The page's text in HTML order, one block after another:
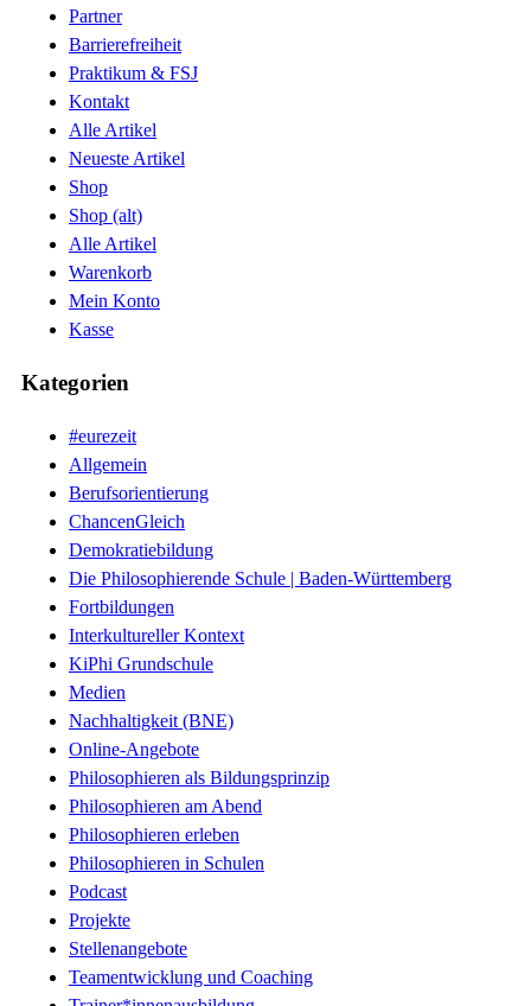
Partner
Barrierefreiheit
Praktikum & FSJ
Kontakt
Alle Artikel
Neueste Artikel
Shop
Shop (alt)
Alle Artikel
Warenkorb
Mein Konto
Kasse
Kategorien
#eurezeit
Allgemein
Berufsorientierung
ChancenGleich
Demokratiebildung
Die Philosophierende Schule | Baden-Württemberg
Fortbildungen
Interkultureller Kontext
KiPhi Grundschule
Medien
Nachhaltigkeit (BNE)
Online-Angebote
Philosophieren als Bildungsprinzip
Philosophieren am Abend
Philosophieren erleben
Philosophieren in Schulen
Podcast
Projekte
Stellenangebote
Teamentwicklung und Coaching